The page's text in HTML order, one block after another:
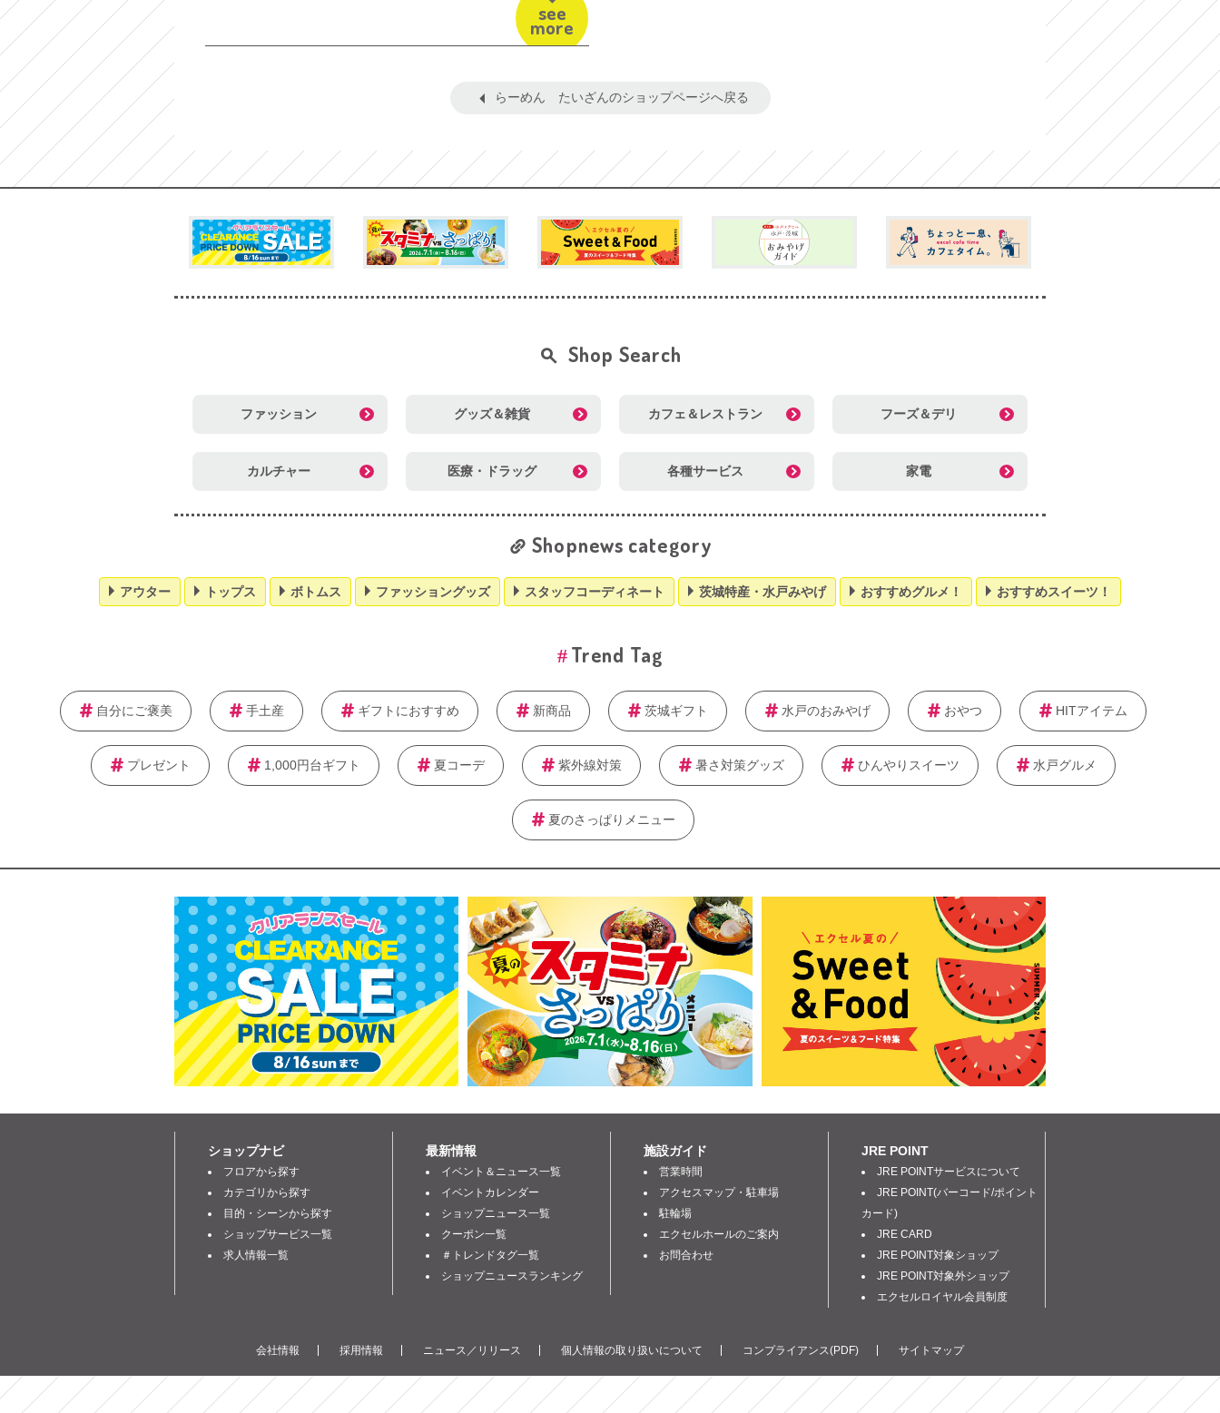
see
more
らーめん たいざんのショップページへ戻る
Shop Search
ファッション グッズ＆雑貨 カフェ＆レストラン フーズ＆デリ
カルチャー 医療・ドラッグ 各種サービス 家電
Shopnews category
アウター トップス ボトムス ファッショングッズ スタッフコーディネート 茨城特産・水戸みやげ おすすめグルメ！ おすすめスイーツ！
Trend Tag
自分にご褒美 手土産 ギフトにおすすめ 新商品 茨城ギフト 水戸のおみやげ おやつ HITアイテム
プレゼント 1,000円台ギフト 夏コーデ 紫外線対策 暑さ対策グッズ ひんやりスイーツ 水戸グルメ
夏のさっぱりメニュー
ショップナビ
フロアから探す
カテゴリから探す
目的・シーンから探す
ショップサービス一覧
求人情報一覧
最新情報
イベント＆ニュース一覧
イベントカレンダー
ショップニュース一覧
クーポン一覧
＃トレンドタグ一覧
ショップニュースランキング
施設ガイド
営業時間
アクセスマップ・駐車場
駐輪場
エクセルホールのご案内
お問合わせ
JRE POINT
JRE POINTサービスについて
JRE POINT(バーコード/ポイント
カード)
JRE CARD
JRE POINT対象ショップ
JRE POINT対象外ショップ
エクセルロイヤル会員制度
会社情報 採用情報 ニュース／リリース 個人情報の取り扱いについて コンプライアンス(PDF) サイトマップ